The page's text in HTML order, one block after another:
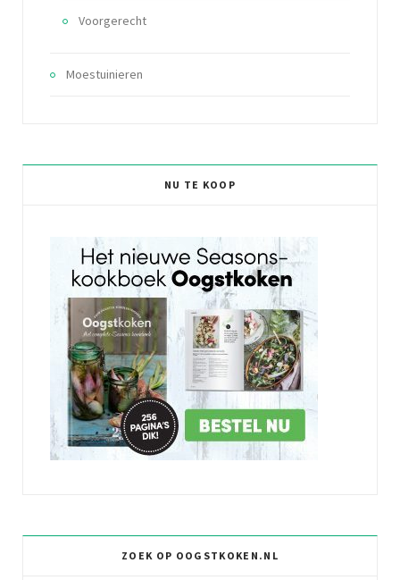
Voorgerecht
Moestuinieren
NU TE KOOP
ZOEK OP OOGSTKOKEN.NL